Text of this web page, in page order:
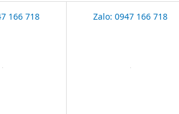
166 718 Zalo: 0947 166 718